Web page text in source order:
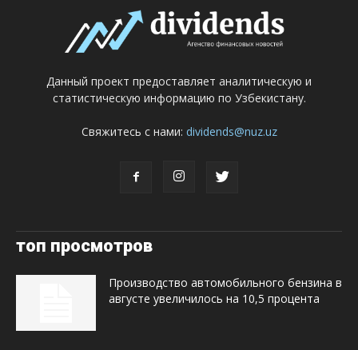
Данный проект предоставляет аналитическую и
статистическую информацию по Узбекистану.
Свяжитесь с нами: dividends@nuz.uz
топ просмотров
Производство автомобильного бензина в
августе увеличилось на 10,5 процента